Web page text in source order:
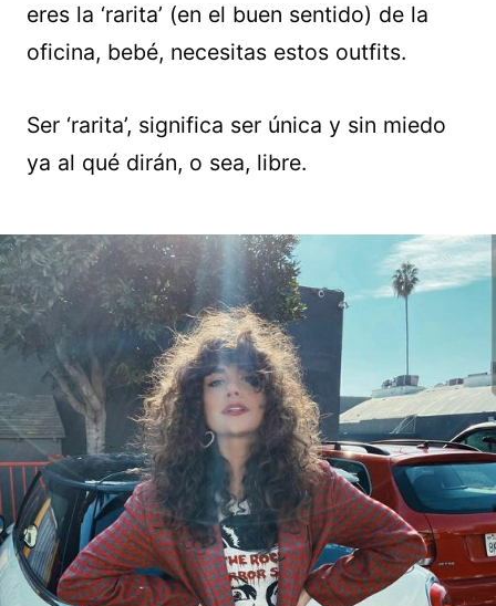
eres la ‘rarita’ (en el buen sentido) de la
oficina, bebé, necesitas estos outfits.
Ser ‘rarita’, significa ser única y sin miedo
ya al qué dirán, o sea, libre.